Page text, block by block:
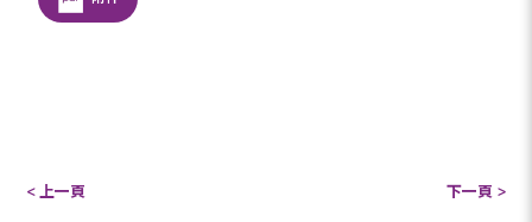
< 上一頁 下一頁 >